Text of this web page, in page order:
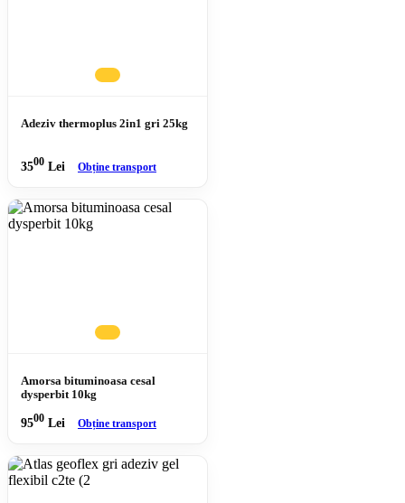
Adeziv thermoplus 2in1 gri 25kg
3500 Lei Obține transport
Amorsa bituminoasa cesal
dysperbit 10kg
9500 Lei Obține transport